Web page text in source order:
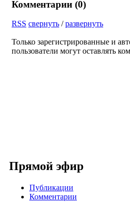
Комментарии (0)
RSS свернуть /развернуть
Только зарегистрированные и
пользователи могут оставлять
Прямой эфир
Публикации
Комментарии